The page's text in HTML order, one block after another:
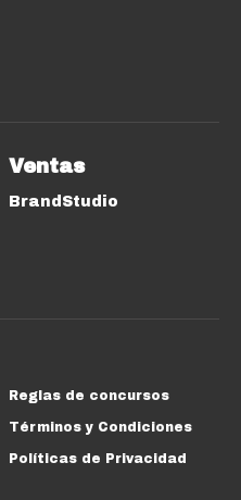
Ventas
BrandStudio
Reglas de concursos
Términos y Condiciones
Políticas de Privacidad